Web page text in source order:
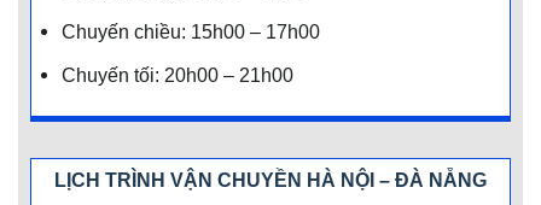
Chuyến chiều: 15h00 – 17h00
Chuyến tối: 20h00 – 21h00
LỊCH TRÌNH VẬN CHUYỀN HÀ NỘI – ĐÀ NẴNG